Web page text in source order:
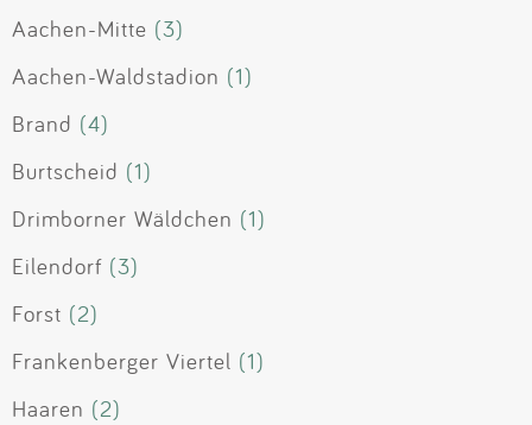
Aachen-Mitte (3)
Aachen-Waldstadion (1)
Brand (4)
Burtscheid (1)
Drimborner Wäldchen (1)
Eilendorf (3)
Forst (2)
Frankenberger Viertel (1)
Haaren (2)